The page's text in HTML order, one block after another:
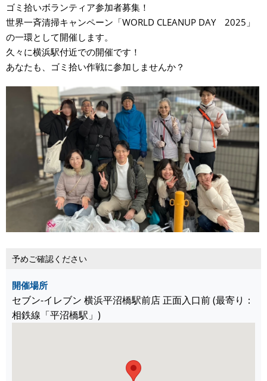
ゴミ拾いボランティア参加者募集！
世界一斉清掃キャンペーン「WORLD CLEANUP DAY 2025」
の一環として開催します。
久々に横浜駅付近での開催です！
あなたも、ゴミ拾い作戦に参加しませんか？
予めご確認ください
開催場所
セブン-イレブン 横浜平沼橋駅前店 正面入口前 (最寄り：
相鉄線「平沼橋駅」)